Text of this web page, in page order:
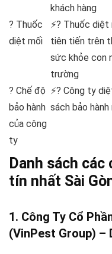
khách hàng
? Thuốc
diệt mối
⚡? Thuốc
tiên tiến trên
sức khỏe con
trường
? Chế độ
bảo hành
của công
ty
⚡? Công ty
sách bảo
Danh sách
tín nhất Sài
1. Công Ty Cổ
(VinPest Group) –